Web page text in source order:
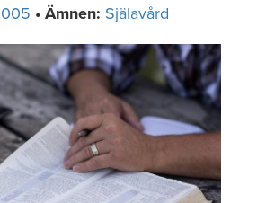
• Ämnen: Själavård